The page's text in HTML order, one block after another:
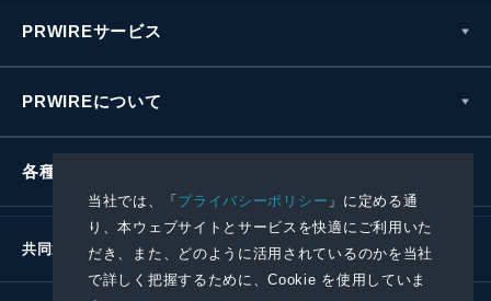
当社では、「プライバシーポリシー 」に定める通
り、本ウェブサイトとサービスを快適にご利用いた
だき、また、どのように活用されているのかを当社
で詳しく把握するために、Cookie を使用していま
PRWIREサービス
PRWIREについて
各種お問い合わせ
共同通信社グループ